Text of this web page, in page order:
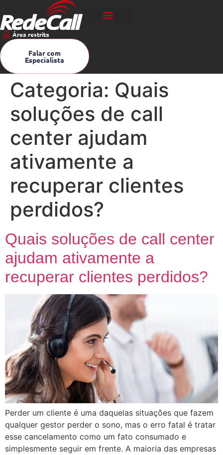
Área restrita
Falar com
Especialista
Categoria: Quais
soluções de call
center ajudam
ativamente a
recuperar clientes
perdidos?
Quais soluções de call center
ajudam ativamente a
recuperar clientes perdidos?
Perder um cliente é uma daquelas situações que fazem
qualquer gestor perder o sono, mas o erro fatal é tratar
esse cancelamento como um fato consumado e
simplesmente seguir em frente. A maioria das empresas